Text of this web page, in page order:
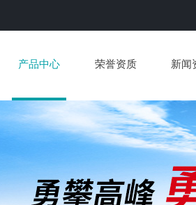
产品中心 荣誉资质 新闻